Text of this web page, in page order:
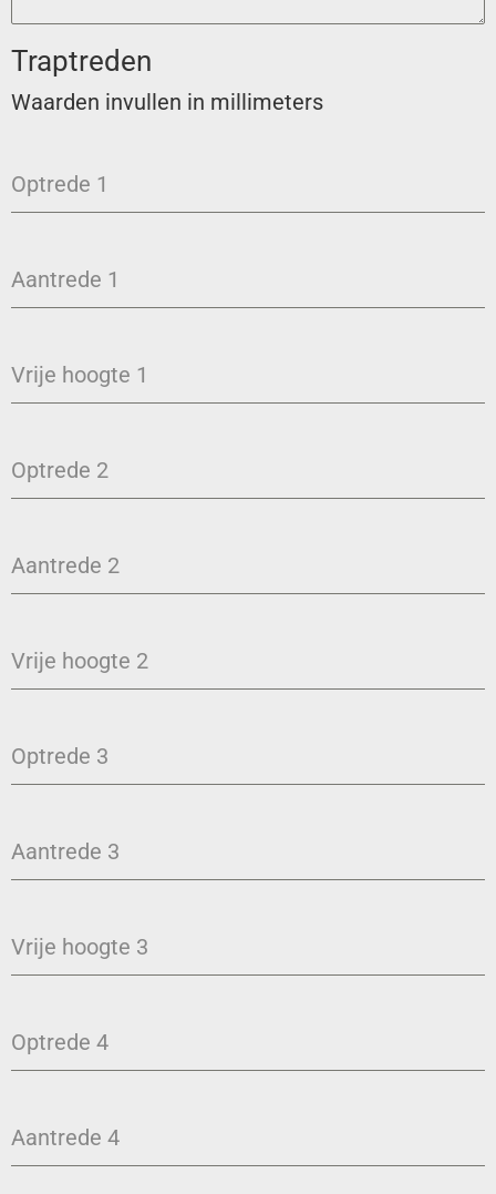
Traptreden
Waarden invullen in millimeters
Optrede 1
Aantrede 1
Vrije hoogte 1
Optrede 2
Aantrede 2
Vrije hoogte 2
Optrede 3
Aantrede 3
Vrije hoogte 3
Optrede 4
Aantrede 4